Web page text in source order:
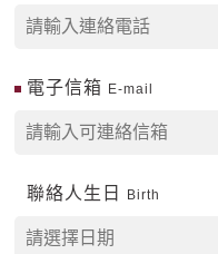
電子信箱 E-mail
聯絡人生日 Birth